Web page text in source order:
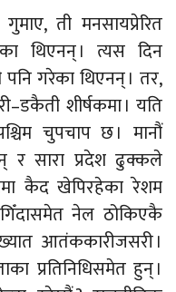
ती मनसायप्रेरित
थिएनन् । त्यस दिन
गरेका थिएनन् । तर,
शीर्षकमा । यति
चुपचाप छ । मानौं
र सारा प्रदेश ढुक्कले
कैद खेपिरहेका रेशम
नेल ठोकिएकै
आतंककारीजसरी ।
प्रतिनिधिसमेत हुन् ।